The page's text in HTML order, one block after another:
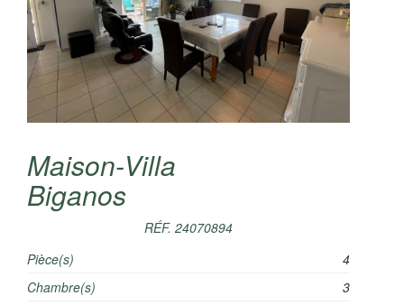
Maison-Villa
Biganos
RÉF. 24070894
Pièce(s)
4
Chambre(s)
3